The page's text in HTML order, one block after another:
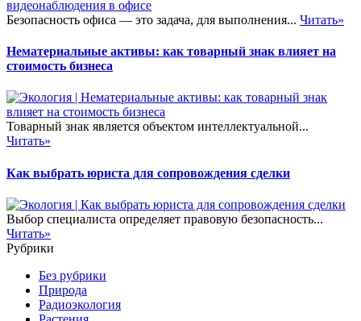
Безопасность офиса — это задача, для выполнения... Читать»
Нематериальные активы: как товарный знак влияет на
стоимость бизнеса
Товарный знак является объектом интеллектуальной...
Читать»
Как выбрать юриста для сопровождения сделки
Выбор специалиста определяет правовую безопасность...
Читать»
Рубрики
Без рубрики
Природа
Радиоэкология